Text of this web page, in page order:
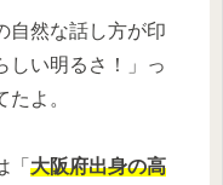
自然な話し方が印
しい明るさ！」っ
よ。
「 大阪府出身の高